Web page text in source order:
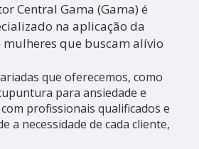
Central Gama (Gama) é
na aplicação da
que buscam alívio
que oferecemos, como
para ansiedade e
profissionais qualificados e
a necessidade de cada cliente,